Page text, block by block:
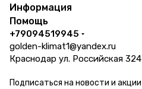
Информация
Помощь
+79094519945
golden-klimat1@yandex.ru
Краснодар ул. Российская 324
Подписаться на новости и акции